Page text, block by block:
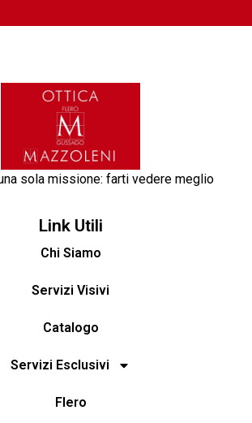
sola missione: farti vedere meglio
Link Utili
Chi Siamo
Servizi Visivi
Catalogo
Servizi Esclusivi
Flero